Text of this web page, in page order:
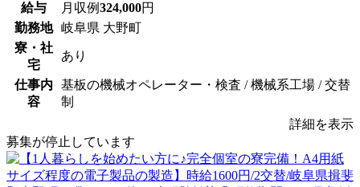
給与 月収例324,000円
勤務地
岐阜県 大野町
寮・社
宅
あり
仕事内
容
基板の機械オペレーター・検査 / 機械系工場 / 交替
制
詳細を表示
募集が停止しています